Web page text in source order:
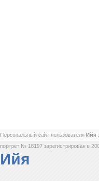
Персональный сайт пользователя Ийя
портрет № 18197 зарегистрирован в
Ийя